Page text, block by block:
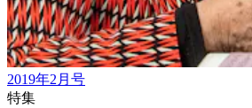
2019年2月号
特集